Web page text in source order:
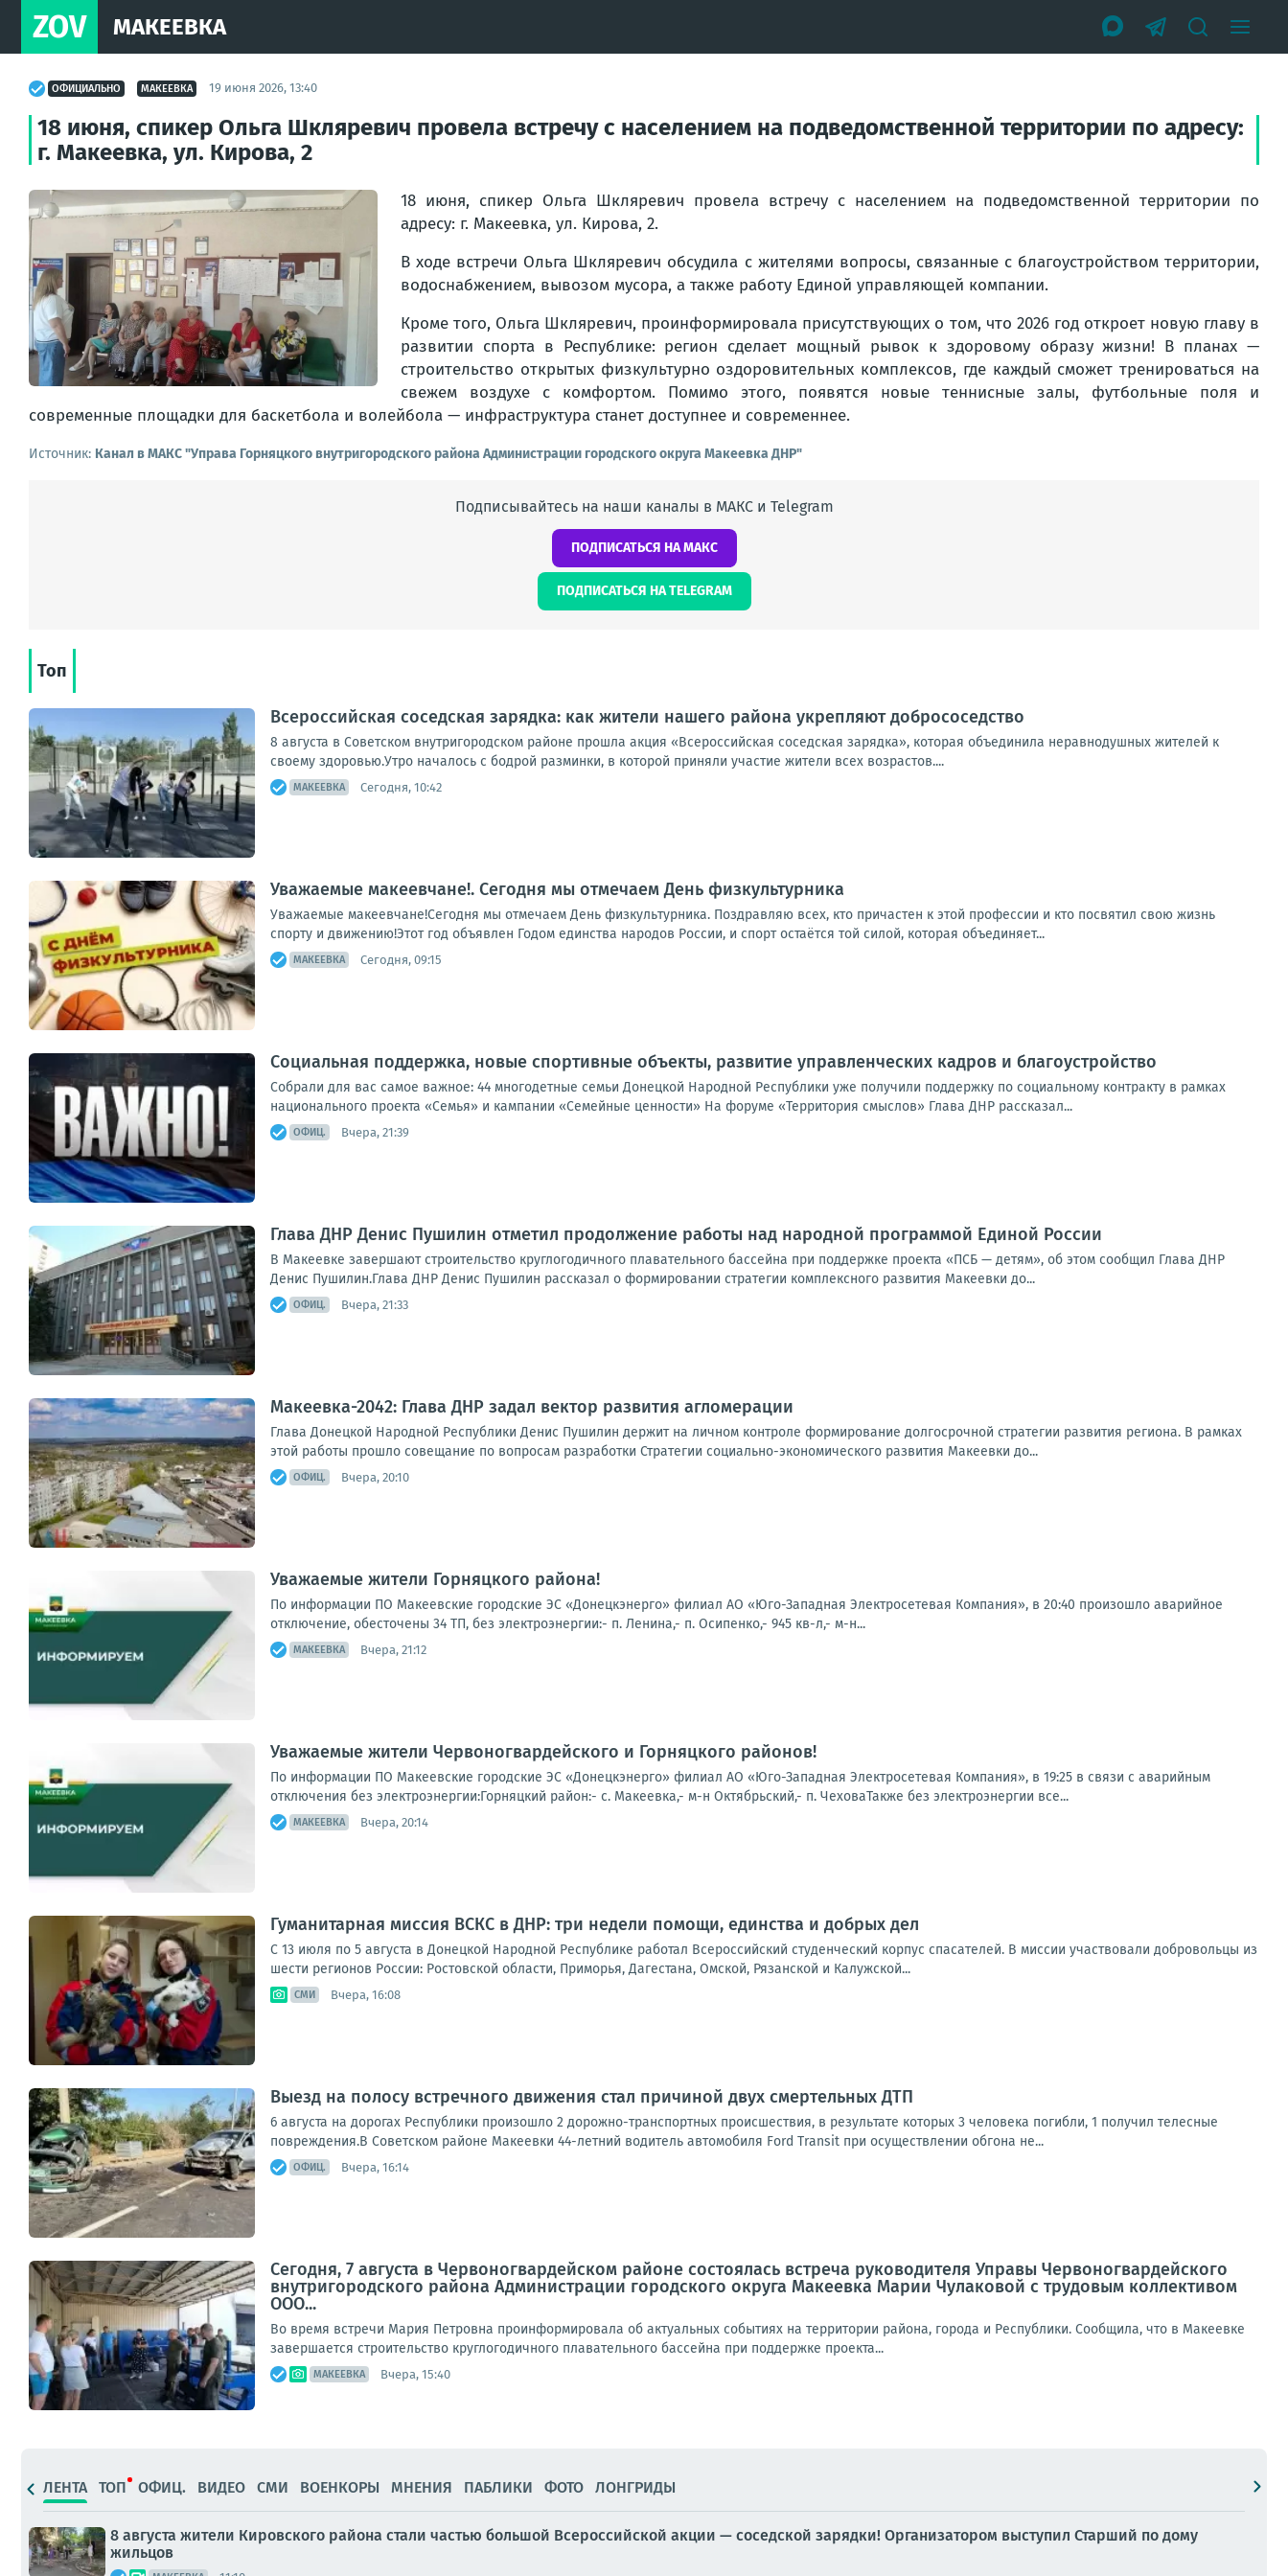
ZOV МАКЕЕВКА
ОФИЦИАЛЬНО МАКЕЕВКА 19 июня 2026, 13:40
18 июня, спикер Ольга Шкляревич провела встречу с населением на подведомственной территории по адресу:
г. Макеевка, ул. Кирова, 2
18 июня, спикер Ольга Шкляревич провела встречу с населением на подведомственной территории по
адресу: г. Макеевка, ул. Кирова, 2.
В ходе встречи Ольга Шкляревич обсудила с жителями вопросы, связанные с благоустройством территории,
водоснабжением, вывозом мусора, а также работу Единой управляющей компании.
Кроме того, Ольга Шкляревич, проинформировала присутствующих о том, что 2026 год откроет новую главу в
развитии спорта в Республике: регион сделает мощный рывок к здоровому образу жизни! В планах —
строительство открытых физкультурно оздоровительных комплексов, где каждый сможет тренироваться на
свежем воздухе с комфортом. Помимо этого, появятся новые теннисные залы, футбольные поля и
современные площадки для баскетбола и волейбола — инфраструктура станет доступнее и современнее.
Источник: Канал в МАКС "Управа Горняцкого внутригородского района Администрации городского округа Макеевка ДНР"
Подписывайтесь на наши каналы в МАКС и Telegram
ПОДПИСАТЬСЯ НА МАКС
ПОДПИСАТЬСЯ НА TELEGRAM
Топ
Всероссийская соседская зарядка: как жители нашего района укрепляют добрососедство
8 августа в Советском внутригородском районе прошла акция «Всероссийская соседская зарядка», которая объединила неравнодушных жителей к
своему здоровью.Утро началось с бодрой разминки, в которой приняли участие жители всех возрастов....
МАКЕЕВКА Сегодня, 10:42
Уважаемые макеевчане!. Сегодня мы отмечаем День физкультурника
Уважаемые макеевчане!Сегодня мы отмечаем День физкультурника. Поздравляю всех, кто причастен к этой профессии и кто посвятил свою жизнь
спорту и движению!Этот год объявлен Годом единства народов России, и спорт остаётся той силой, которая объединяет...
МАКЕЕВКА Сегодня, 09:15
Социальная поддержка, новые спортивные объекты, развитие управленческих кадров и благоустройство
Собрали для вас самое важное: 44 многодетные семьи Донецкой Народной Республики уже получили поддержку по социальному контракту в рамках
национального проекта «Семья» и кампании «Семейные ценности» На форуме «Территория смыслов» Глава ДНР рассказал...
ОФИЦ. Вчера, 21:39
Глава ДНР Денис Пушилин отметил продолжение работы над народной программой Единой России
В Макеевке завершают строительство круглогодичного плавательного бассейна при поддержке проекта «ПСБ — детям», об этом сообщил Глава ДНР
Денис Пушилин.Глава ДНР Денис Пушилин рассказал о формировании стратегии комплексного развития Макеевки до...
ОФИЦ. Вчера, 21:33
Макеевка-2042: Глава ДНР задал вектор развития агломерации
Глава Донецкой Народной Республики Денис Пушилин держит на личном контроле формирование долгосрочной стратегии развития региона. В рамках
этой работы прошло совещание по вопросам разработки Стратегии социально-экономического развития Макеевки до...
ОФИЦ. Вчера, 20:10
Уважаемые жители Горняцкого района!
По информации ПО Макеевские городские ЭС «Донецкэнерго» филиал АО «Юго-Западная Электросетевая Компания», в 20:40 произошло аварийное
отключение, обесточены 34 ТП, без электроэнергии:- п. Ленина,- п. Осипенко,- 945 кв-л,- м-н...
МАКЕЕВКА Вчера, 21:12
Уважаемые жители Червоногвардейского и Горняцкого районов!
По информации ПО Макеевские городские ЭС «Донецкэнерго» филиал АО «Юго-Западная Электросетевая Компания», в 19:25 в связи с аварийным
отключения без электроэнергии:Горняцкий район:- с. Макеевка,- м-н Октябрьский,- п. ЧеховаТакже без электроэнергии все...
МАКЕЕВКА Вчера, 20:14
Гуманитарная миссия ВСКС в ДНР: три недели помощи, единства и добрых дел
С 13 июля по 5 августа в Донецкой Народной Республике работал Всероссийский студенческий корпус спасателей. В миссии участвовали добровольцы из
шести регионов России: Ростовской области, Приморья, Дагестана, Омской, Рязанской и Калужской...
СМИ Вчера, 16:08
Выезд на полосу встречного движения стал причиной двух смертельных ДТП
6 августа на дорогах Республики произошло 2 дорожно-транспортных происшествия, в результате которых 3 человека погибли, 1 получил телесные
повреждения.В Советском районе Макеевки 44-летний водитель автомобиля Ford Transit при осуществлении обгона не...
ОФИЦ. Вчера, 16:14
Сегодня, 7 августа в Червоногвардейском районе состоялась встреча руководителя Управы Червоногвардейского
внутригородского района Администрации городского округа Макеевка Марии Чулаковой с трудовым коллективом
ООО...
Во время встречи Мария Петровна проинформировала об актуальных событиях на территории района, города и Республики. Сообщила, что в Макеевке
завершается строительство круглогодичного плавательного бассейна при поддержке проекта...
МАКЕЕВКА Вчера, 15:40
ЛЕНТА ТОП ОФИЦ. ВИДЕО СМИ ВОЕНКОРЫ МНЕНИЯ ПАБЛИКИ ФОТО ЛОНГРИДЫ
8 августа жители Кировского района стали частью большой Всероссийской акции — соседской зарядки! Организатором выступил Старший по дому
жильцов